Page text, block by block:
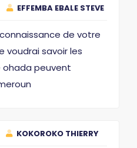
EFFEMBA EBALE STEVE
de votre
voudrai savoir les
peuvent
KOKOROKO THIERRY